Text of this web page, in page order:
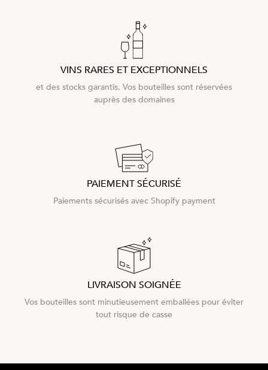
VINS RARES ET EXCEPTIONNELS
et des stocks garantis. Vos bouteilles sont réservées
auprès des domaines
PAIEMENT SÉCURISÉ
Paiements sécurisés avec Shopify payment
LIVRAISON SOIGNÉE
Vos bouteilles sont minutieusement emballées pour éviter
tout risque de casse